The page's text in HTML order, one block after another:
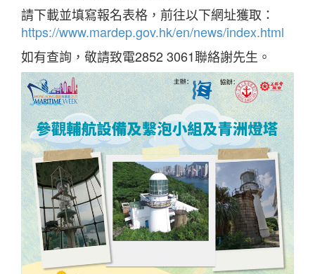
請下載並填寫報名表格，前往以下網址獲取：
https://www.mardep.gov.hk/en/news/index.html
如有查詢，敬請致電2852 3061聯絡謝先生。